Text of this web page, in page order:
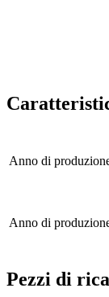
Anno di
Anno di
Pezzi di